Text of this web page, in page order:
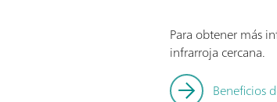
Para obtener más
infrarroja cercana.
Beneficios